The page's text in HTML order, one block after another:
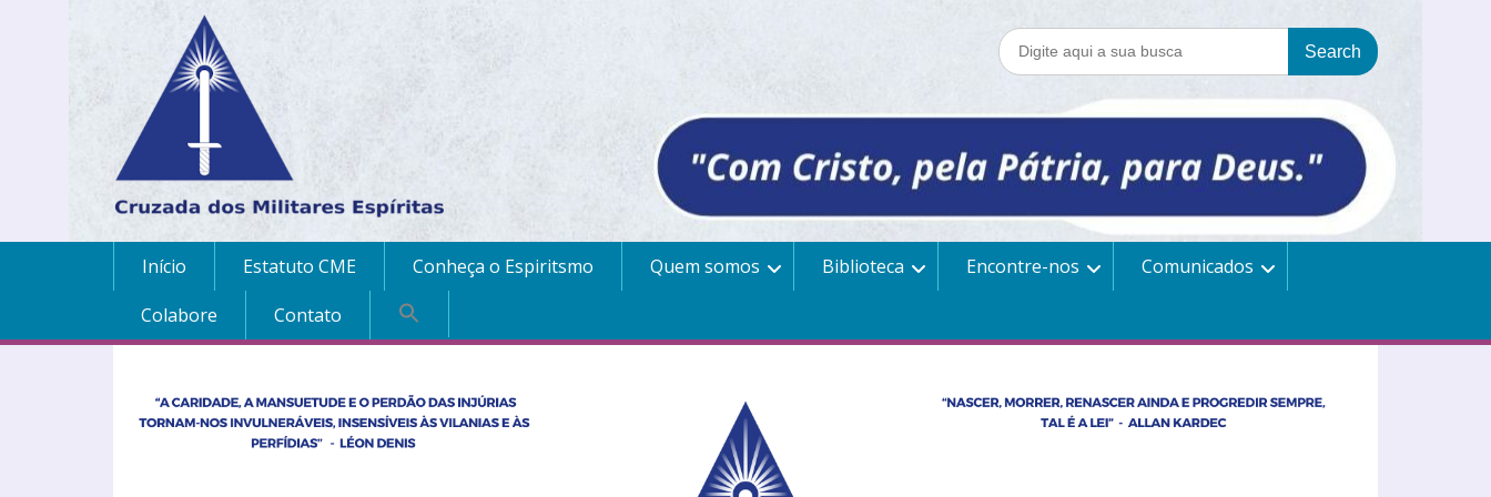
Início Estatuto CME Conheça o Espiritsmo Quem somos Biblioteca Encontre-nos
Comunicados
Colabore
Contato